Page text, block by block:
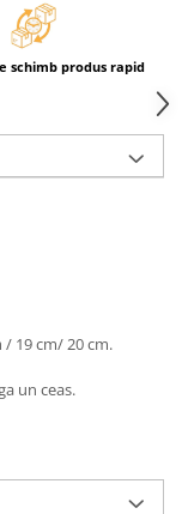
schimb produs rapid
19 cm/ 20 cm.
un ceas.